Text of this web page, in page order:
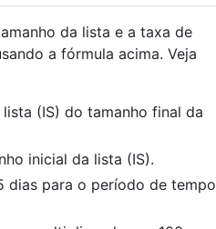
da lista e a taxa de
a fórmula acima. Veja
(IS) do tamanho final da
inicial da lista (IS).
dias para o período de tempo